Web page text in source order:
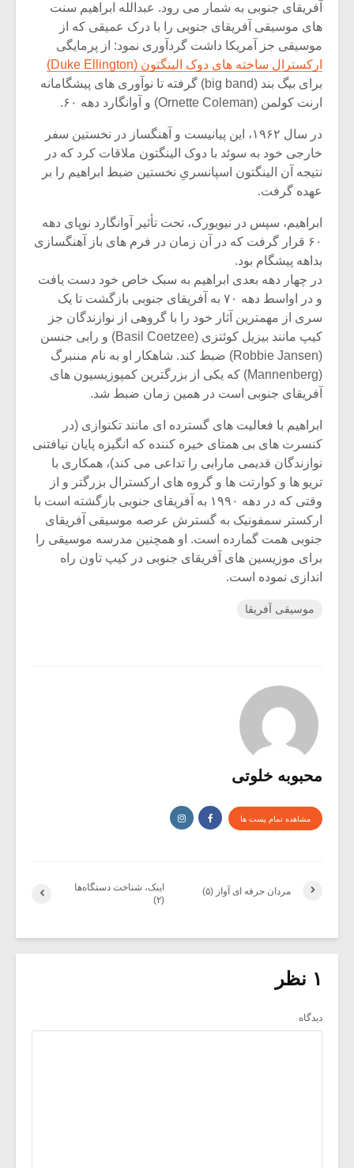
آفریقای جنوبی به شمار می رود. عبدالله ابراهیم سنت
های موسیقی آفریقای جنوبی را با درک عمیقی که از
موسیقی جز آمریکا داشت گردآوری نمود: از پرمایگی
ارکسترال ساخته های دوک الینگتون (Duke Ellington)
برای بیگ بند (big band) گرفته تا نوآوری های پیشگامانه
ارنت کولمن (Ornette Coleman) و آوانگارد دهه ۶۰.
در سال ۱۹۶۲، این پیانیست و آهنگساز در نخستین سفر
خارجی خود به سوئد با دوک الینگتون ملاقات کرد که در
نتیجه آن الینگتون اسپانسریِ نخستین ضبط ابراهیم را بر
عهده گرفت.
ابراهیم، سپس در نیویورک، تحت تأثیر آوانگارد نوپای دهه
۶۰ قرار گرفت که در آن زمان در فرم های باز آهنگسازی
بداهه پیشگام بود.
در چهار دهه بعدی ابراهیم به سبک خاص خود دست یافت
و در اواسط دهه ۷۰ به آفریقای جنوبی بازگشت تا یک
سری از مهمترین آثار خود را با گروهی از نوازندگان جز
کیپ مانند بیزیل کوئتزی (Basil Coetzee) و رابی جنسن
(Robbie Jansen) ضبط کند. شاهکار او به نام مننبرگ
(Mannenberg) که یکی از بزرگترین کمپوزیسیون های
آفریقای جنوبی است در همین زمان ضبط شد.
ابراهیم با فعالیت های گسترده ای مانند تکنوازی (در
کنسرت های بی همتای خیره کننده که انگیزه پایان نیافتنی
نوازندگان قدیمی مارابی را تداعی می کند)، همکاری با
تریو ها و کوارتت ها و گروه های ارکسترال بزرگتر و از
وقتی که در دهه ۱۹۹۰ به آفریقای جنوبی بازگشته است با
ارکستر سمفونیک به گسترش عرصه موسیقی آفریقای
جنوبی همت گمارده است. او همچنین مدرسه موسیقی را
برای موزیسین های آفریقای جنوبی در کیپ تاون راه
اندازی نموده است.
موسیقی آفریقا
محبوبه خلوتی
مشاهده تمام پست ها
اینک، شناخت دستگاه‌ها
(۲)
مردان حرفه ای آواز (۵)
۱ نظر
دیدگاه